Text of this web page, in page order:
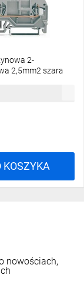
2-
2,5mm2 szara
KOSZYKA
nowościach,